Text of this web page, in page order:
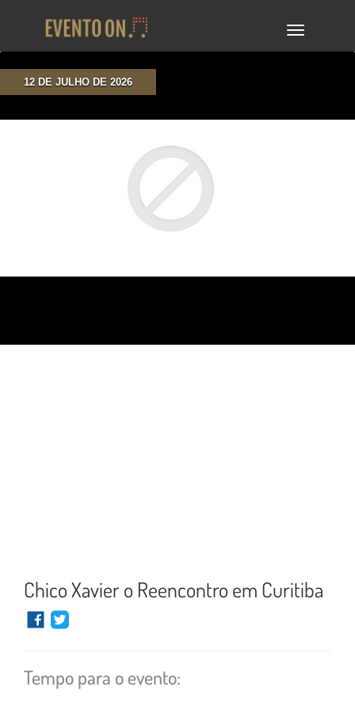
TOGGLE
12 DE JULHO DE 2026
Chico Xavier o Reencontro em Curitiba
Tempo para o evento: